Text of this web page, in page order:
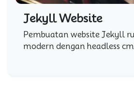
Jekyll Website
Pembuatan website Jekyll
modern dengan headless